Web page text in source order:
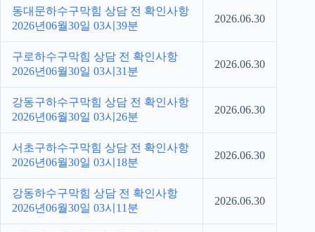
동대문하수구막힘 상담 전 확인사항
2026년06월30일 03시39분
2026.06.30
구로하수구막힘 상담 전 확인사항
2026년06월30일 03시31분
2026.06.30
강동구하수구막힘 상담 전 확인사항
2026년06월30일 03시26분
2026.06.30
서초구하수구막힘 상담 전 확인사항
2026년06월30일 03시18분
2026.06.30
강동하수구막힘 상담 전 확인사항
2026년06월30일 03시11분
2026.06.30